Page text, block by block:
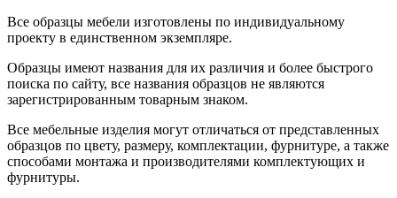
Все образцы мебели изготовлены по индивидуальному
проекту в единственном экземпляре.
Образцы имеют названия для их различия и более быстрого
поиска по сайту, все названия образцов не являются
зарегистрированным товарным знаком.
Все мебельные изделия могут отличаться от представленных
образцов по цвету, размеру, комплектации, фурнитуре, а также
способами монтажа и производителями комплектующих и
фурнитуры.